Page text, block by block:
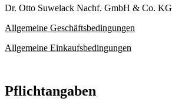
Dr. Otto Suwelack Nachf. GmbH & Co. KG
Allgemeine Geschäftsbedingungen
Allgemeine Einkaufsbedingungen
Pflichtangaben